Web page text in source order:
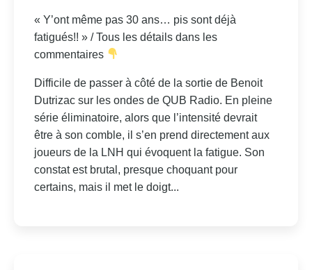
« Y’ont même pas 30 ans… pis sont déjà
fatigués!! » / Tous les détails dans les
commentaires
Difficile de passer à côté de la sortie de Benoit
Dutrizac sur les ondes de QUB Radio. En pleine
série éliminatoire, alors que l’intensité devrait
être à son comble, il s’en prend directement aux
joueurs de la LNH qui évoquent la fatigue. Son
constat est brutal, presque choquant pour
certains, mais il met le doigt...